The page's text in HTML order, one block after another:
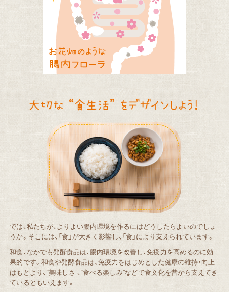
では、私たちが、よりよい腸内環境を作るにはどうしたらよいのでしょ
うか。そこには、「食」が大きく影響し、「食」により支えられています。
和食、なかでも発酵食品は、腸内環境を改善し、免疫力を高めるのに効
果的です。和食や発酵食品は、免疫力をはじめとした健康の維持・向上
はもとより、“美味しさ”、“食べる楽しみ”などで食文化を昔から支えてき
ているともいえます。